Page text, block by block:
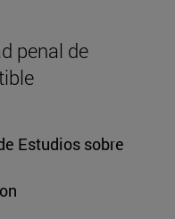
penal de
Estudios sobre